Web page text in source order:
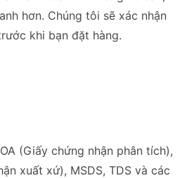
hơn. Chúng tôi sẽ xác nhận
khi bạn đặt hàng.
(Giấy chứng nhận phân tích),
xuất xứ), MSDS, TDS và các